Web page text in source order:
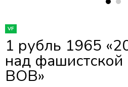
VF
1 рубль 1965
над фашистской
ВОВ»